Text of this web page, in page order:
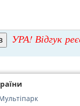
УРА! Відгук